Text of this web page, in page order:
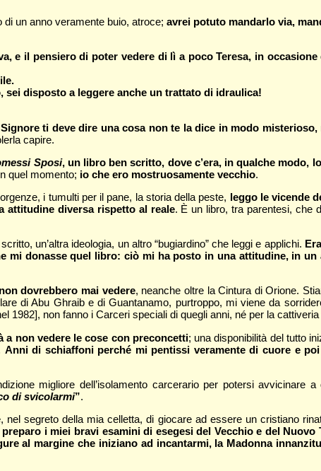
di un anno veramente buio, atroce;avrei potuto mandarlo via,
e il pensiero di poter vedere di lì a poco Teresa, in
sei disposto a leggere anche un trattato di idraulica!
ti deve dire una cosa non te la dice in modo
capire.
Sposi, un libro ben scritto, dove c’era, in qualche modo,
quel momento; io che ero mostruosamente vecchio.
i tumulti per il pane, la storia della peste, leggo le vicende
attitudine diversa rispetto al reale. È un libro, tra parentesi, che
un’altra ideologia, un altro “bugiardino” che leggi e applichi.
mi donasse quel libro: ciò mi ha posto in una attitudine, in
dovrebbero mai vedere, neanche oltre la Cintura di Orione.
di Abu Ghraib e di Guantanamo, purtroppo, mi viene da
1982], non fanno i Carceri speciali di quegli anni, né per la
a non vedere le cose con preconcetti; una disponibilità del tutto
Anni di schiaffoni perché mi pentissi veramente di cuore e
migliore dell’isolamento carcerario per potersi avvicinare a
di svicolarmi”.
segreto della mia celletta, di giocare ad essere un cristiano
i miei bravi esamini di esegesi del Vecchio e del
al margine che iniziano ad incantarmi, la Madonna